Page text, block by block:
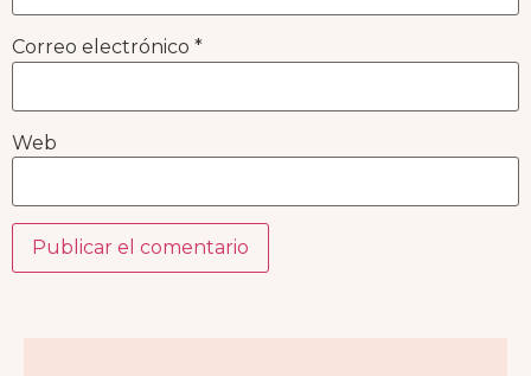
Correo electrónico *
Web